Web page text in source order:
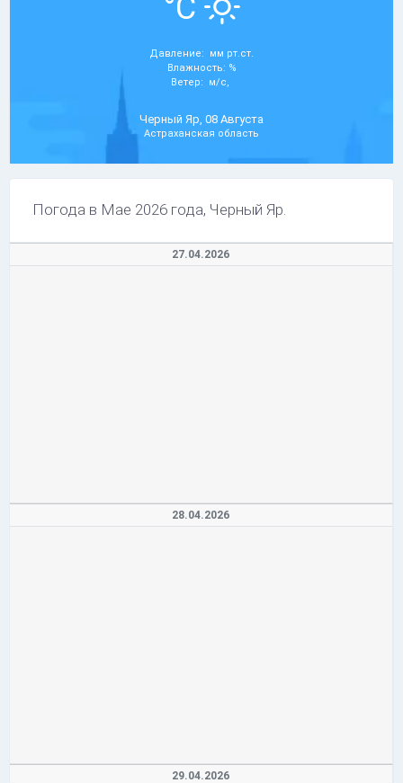
°C
Давление: мм рт.ст.
Влажность: %
Ветер: м/с,
Черный Яр, 08 Августа
Астраханская область
Погода в Мае 2026 года, Черный Яр.
27.04.2026
28.04.2026
29.04.2026